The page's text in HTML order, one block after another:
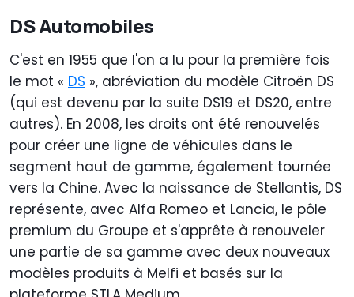
DS Automobiles
C'est en 1955 que l'on a lu pour la première fois
le mot « DS », abréviation du modèle Citroën DS
(qui est devenu par la suite DS19 et DS20, entre
autres). En 2008, les droits ont été renouvelés
pour créer une ligne de véhicules dans le
segment haut de gamme, également tournée
vers la Chine. Avec la naissance de Stellantis, DS
représente, avec Alfa Romeo et Lancia, le pôle
premium du Groupe et s'apprête à renouveler
une partie de sa gamme avec deux nouveaux
modèles produits à Melfi et basés sur la